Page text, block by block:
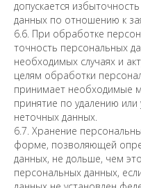
допускается
данных по отношению к
6.6. При обработке
точность персональных
необходимых случаях и
целям обработки
принимает необходимые
принятие по удалению
неточных данных.
6.7. Хранение
форме, позволяющей
данных, не дольше, чем
персональных данных,